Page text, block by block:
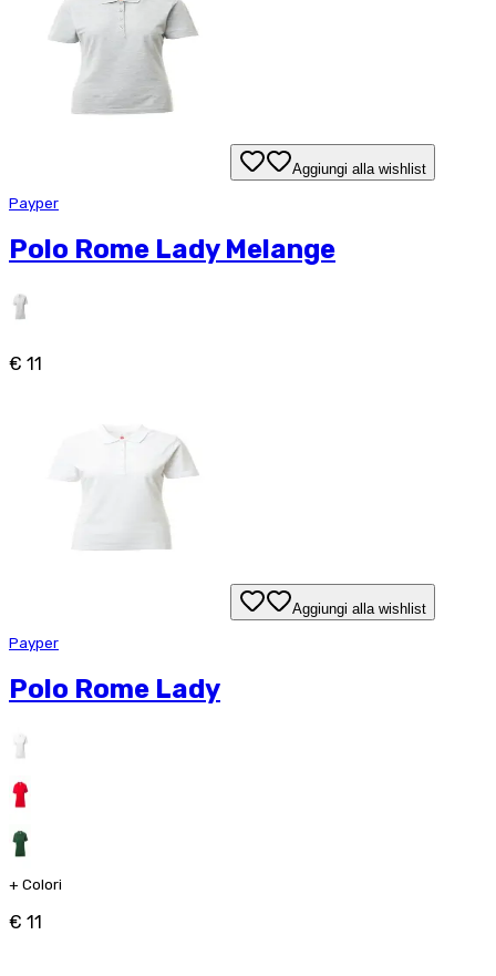
Aggiungi alla wishlist
Payper
Polo Rome Lady Melange
€ 11
Aggiungi alla wishlist
Payper
Polo Rome Lady
+ Colori
€ 11